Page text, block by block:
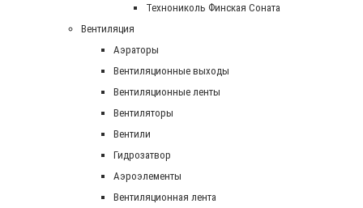
Технониколь Финская Соната
Вентиляция
Аэраторы
Вентиляционные выходы
Вентиляционные ленты
Вентиляторы
Вентили
Гидрозатвор
Аэроэлементы
Вентиляционная лента